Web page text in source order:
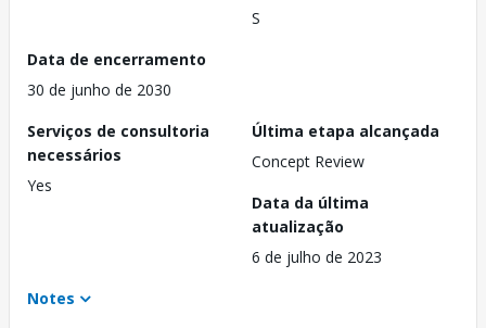
S
Data de encerramento
30 de junho de 2030
Serviços de consultoria
necessários
Yes
Última etapa alcançada
Concept Review
Data da última
atualização
6 de julho de 2023
Notes